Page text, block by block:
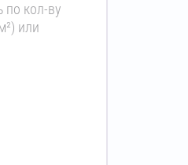
по кол-ву
или